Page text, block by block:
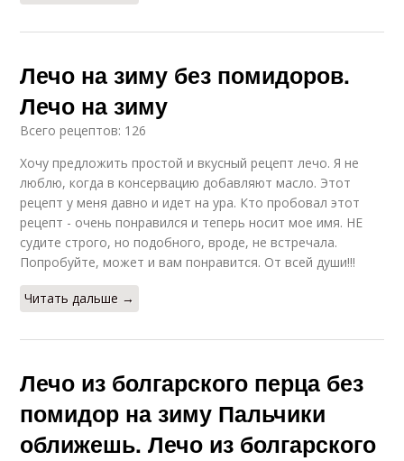
Лечо на зиму без помидоров.
Лечо на зиму
Всего рецептов: 126
Хочу предложить простой и вкусный рецепт лечо. Я не
люблю, когда в консервацию добавляют масло. Этот
рецепт у меня давно и идет на ура. Кто пробовал этот
рецепт - очень понравился и теперь носит мое имя. НЕ
судите строго, но подобного, вроде, не встречала.
Попробуйте, может и вам понравится. От всей души!!!
Читать дальше →
Лечо из болгарского перца без
помидор на зиму Пальчики
оближешь. Лечо из болгарского